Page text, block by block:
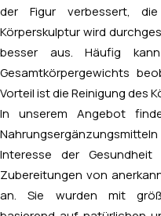
der Figur verbessert,
Körperskulptur wird
besser aus. Häufig
Gesamtkörpergewichts
Vorteil ist die Reinigung des
In unserem Angebot
Interesse der
Zubereitungen von
an. Sie wurden mit